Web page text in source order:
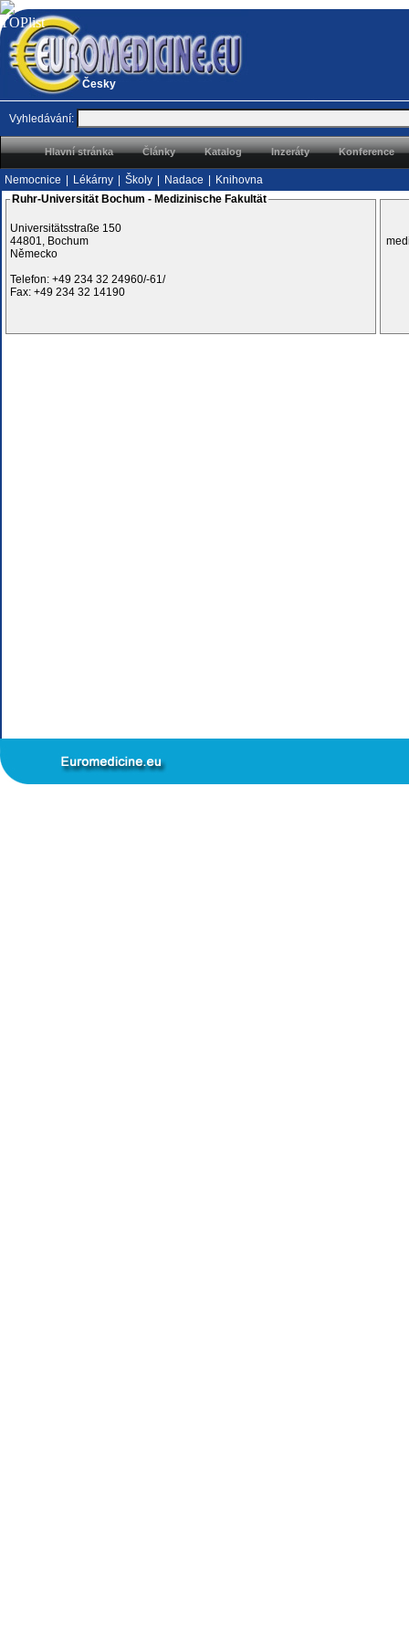
Česky
Vyhledávání:
Hlavní stránka Články Katalog Inzeráty Konference
Nemocnice Lékárny Školy Nadace
Knihovna
Ruhr-Universität Bochum - Medizinische Fakultät
Universitätsstraße 150
44801, Bochum
Německo
Telefon: +49 234 32 24960/-61/
Fax: +49 234 32 14190